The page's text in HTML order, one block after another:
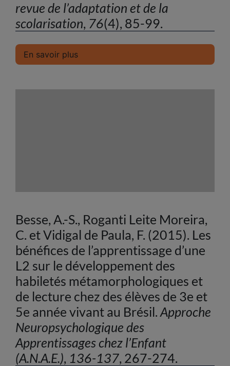
revue de l’adaptation et de la
scolarisation, 76(4), 85-99.
En savoir plus
Besse, A.-S., Roganti Leite Moreira,
C. et Vidigal de Paula, F. (2015). Les
bénéfices de l’apprentissage d’une
L2 sur le développement des
habiletés métamorphologiques et
de lecture chez des élèves de 3e et
5e année vivant au Brésil. Approche
Neuropsychologique des
Apprentissages chez l’Enfant
(A.N.A.E.), 136-137, 267-274.